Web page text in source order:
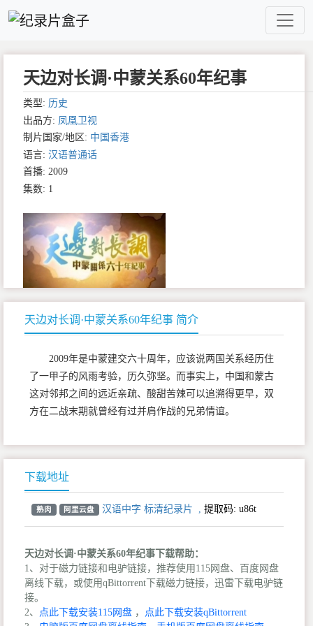
天边对长调·中蒙关系60年纪事
类型: 历史
出品方: 凤凰卫视
制片国家/地区: 中国香港
语言: 汉语普通话
首播: 2009
集数: 1
天边对长调·中蒙关系60年纪事 简介
2009年是中蒙建交六十周年，应该说两国关系经历住
了一甲子的风雨考验，历久弥坚。而事实上，中国和蒙古
这对邻邦之间的远近亲疏、酸甜苦辣可以追溯得更早，双
方在二战末期就曾经有过并肩作战的兄弟情谊。
下载地址
熟肉 阿里云盘 汉语中字 标清纪录片 提取码:u86t
天边对长调·中蒙关系60年纪事下载帮助：
1、对于磁力链接和电驴链接，推荐使用115网盘、百度网盘
离线下载，或使用qBittorrent下载磁力链接，迅雷下载电驴链
接。
2、
点此下载安装115网盘 ，
点此下载安装qBittorrent